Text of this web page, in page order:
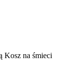
Kosz na śmieci